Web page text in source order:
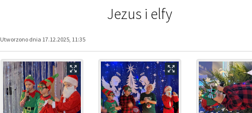
Jezus i elfy
Utworzono dnia 17.12.2025, 11:35